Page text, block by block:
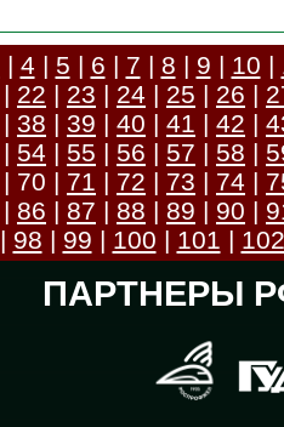
| 4 | 5 | 6 | 7 | 8 | 9 | 10 |
| 22 | 23 | 24 | 25 | 26 |
| 38 | 39 | 40 | 41 | 42 |
| 54 | 55 | 56 | 57 | 58 |
| 70 | 71 | 72 | 73 | 74 |
| 86 | 87 | 88 | 89 | 90 |
| 98 | 99 | 100 | 101 | 102
ПАРТНЕРЫ